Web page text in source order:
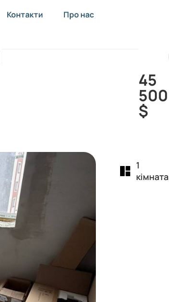
Контакти Про нас
45
500
$
1
кімната